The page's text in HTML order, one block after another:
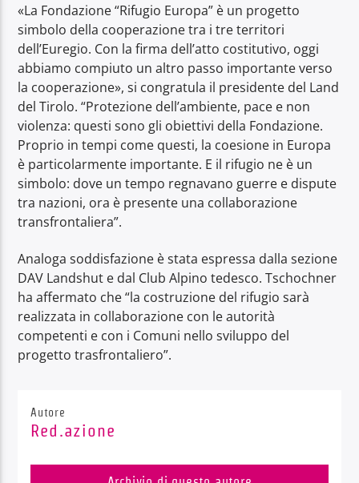
«La Fondazione “Rifugio Europa” è un progetto
simbolo della cooperazione tra i tre territori
dell’Euregio. Con la firma dell’atto costitutivo, oggi
abbiamo compiuto un altro passo importante verso
la cooperazione», si congratula il presidente del Land
del Tirolo. “Protezione dell’ambiente, pace e non
violenza: questi sono gli obiettivi della Fondazione.
Proprio in tempi come questi, la coesione in Europa
è particolarmente importante. E il rifugio ne è un
simbolo: dove un tempo regnavano guerre e dispute
tra nazioni, ora è presente una collaborazione
transfrontaliera”.
Analoga soddisfazione è stata espressa dalla sezione
DAV Landshut e dal Club Alpino tedesco. Tschochner
ha affermato che “la costruzione del rifugio sarà
realizzata in collaborazione con le autorità
competenti e con i Comuni nello sviluppo del
progetto trasfrontaliero”.
Autore
Red.azione